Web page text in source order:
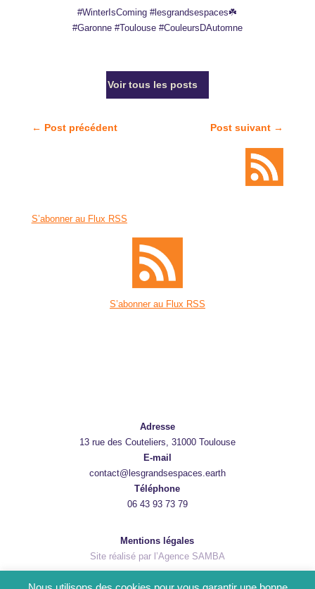
#WinterIsComing #lesgrandsespaces☘️
#Garonne #Toulouse #CouleursDAutomne
Voir tous les posts
← Post précédent Post suivant →
S’abonner au Flux RSS
S’abonner au Flux RSS
Adresse
13 rue des Couteliers, 31000 Toulouse
E-mail
contact@lesgrandsespaces.earth
Téléphone
06 43 93 73 79
Mentions légales
Site réalisé par l’Agence SAMBA